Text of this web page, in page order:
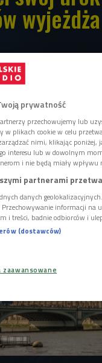
i stolica
Jednak nad
-
domem, a
czy
prywatność
przechowujemy lub
w plikach cookie w celu
nimi, klikając poniżej,
interesu lub w dowolnym
i nie będą miały wpływu
partnerami
danych
informacji na
i treści, badnie odbiorców i
(dostawców)